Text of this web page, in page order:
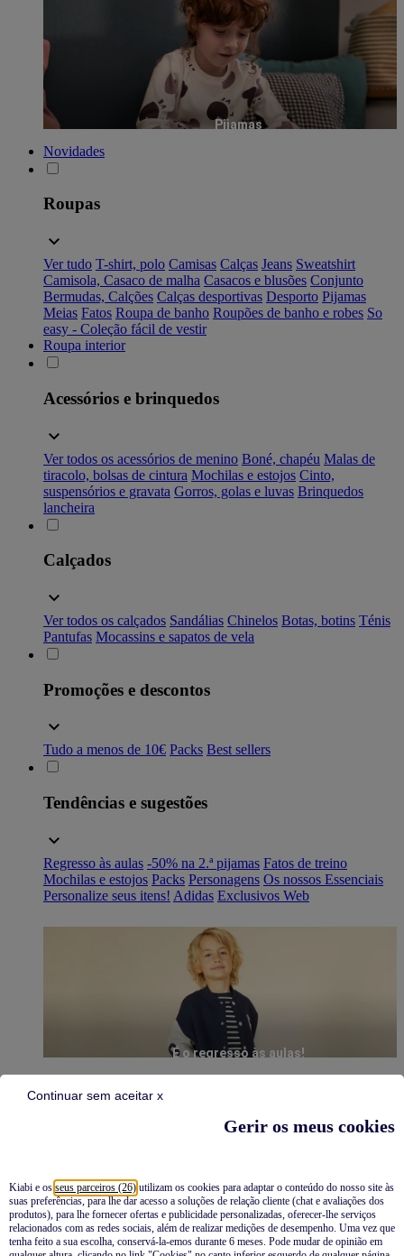
Gerir os meus cookies
Kiabi e os seus parceiros (26) utilizam os cookies para adaptar o conteúdo do nosso site às
suas preferências, para lhe dar acesso a soluções de relação cliente (chat e avaliações dos
produtos), para lhe fornecer ofertas e publicidade personalizadas, oferecer-lhe serviços
relacionados com as redes sociais, além de realizar medições de desempenho. Uma vez que
tenha feito a sua escolha, conservá-la-emos durante 6 meses. Pode mudar de opinião em
Continuar sem aceitar x
Pijamas
Novidades
Roupas
Ver tudo T-shirt, polo Camisas Calças Jeans Sweatshirt
Camisola, Casaco de malha Casacos e blusões Conjunto
Bermudas, Calções Calças desportivas Desporto Pijamas
Meias Fatos Roupa de banho Roupões de banho e robes So
easy - Coleção fácil de vestir
Roupa interior
Acessórios e brinquedos
Ver todos os acessórios de menino Boné, chapéu Malas de
tiracolo, bolsas de cintura Mochilas e estojos Cinto,
suspensórios e gravata Gorros, golas e luvas Brinquedos
lancheira
Calçados
Ver todos os calçados Sandálias Chinelos Botas, botins Ténis
Pantufas Mocassins e sapatos de vela
Promoções e descontos
Tudo a menos de 10€ Packs Best sellers
Tendências e sugestões
Regresso às aulas -50% na 2.ª pijamas Fatos de treino
Mochilas e estojos Packs Personagens Os nossos Essenciais
Personalize seus itens! Adidas Exclusivos Web
É o regresso às aulas!
Pijamas
Novidades